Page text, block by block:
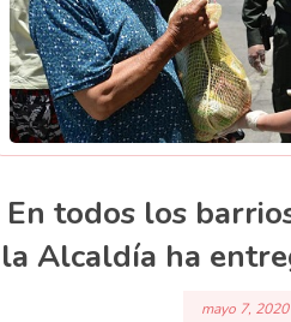
En todos los
la Alcaldía ha
mayo 7, 2020